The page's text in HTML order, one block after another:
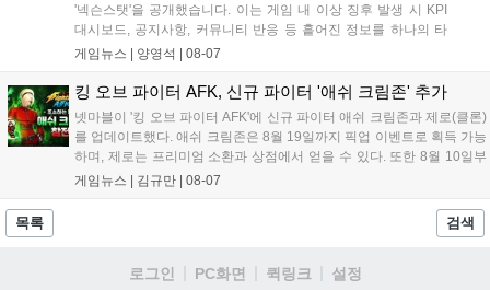
'넥슨스탯'을 공개했습니다. 이는 게임 내 이상 징후 발생 시 KPI
대시보드, 공지사항, 커뮤니티 반응 등 흩어진 정보를 하나의 타
임라인에 연결해 원인을 빠르게 파악하도록 돕는 관제 허브입니
중심의 운영 방식을 사전 대비 체계로 전환하며 데이터 기반의 효
율적인 의사결정을 지원하고 있습니다....
게임뉴스 | 양영석 | 08-07
킹 오브 파이터 AFK, 신규 파이터 '애쉬 크림존' 추가
넷마블이 '킹 오브 파이터 AFK'에 신규 파이터 애쉬 크림존과 제로(클론)
를 업데이트했다. 애쉬 크림존은 8월 19일까지 픽업 이벤트로 획득 가능
하며, 제로는 프리미엄 소환과 상점에서 얻을 수 있다. 또한 8월 10일부
터 14일까지 럭키 엘피 이벤트로 론을, 13일부터 26일까지 트로피칼 아
게임뉴스 | 김규만 | 08-07
목록 검색
로그인 PC화면 퀵링크 설정